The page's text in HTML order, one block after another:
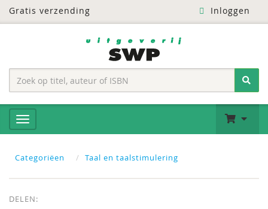
Gratis verzending Inloggen
Categoriëen Taal en taalstimulering
DELEN: